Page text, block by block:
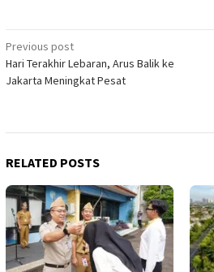
Post
navigation
Previous post
Hari Terakhir Lebaran, Arus Balik ke
Jakarta Meningkat Pesat
RELATED POSTS